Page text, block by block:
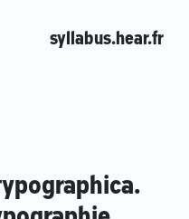
syllabus.hear.fr